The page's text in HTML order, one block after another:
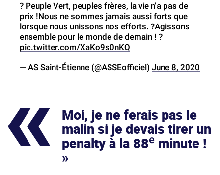
? Peuple Vert, peuples frères, la vie n’a pas de
prix !Nous ne sommes jamais aussi forts que
lorsque nous unissons nos efforts. ?Agissons
ensemble pour le monde de demain ! ?
pic.twitter.com/XaKo9s0nKQ
— AS Saint-Étienne (@ASSEofficiel) June 8, 2020
Moi, je ne ferais pas le
malin si je devais tirer un
penalty à la 88e minute !